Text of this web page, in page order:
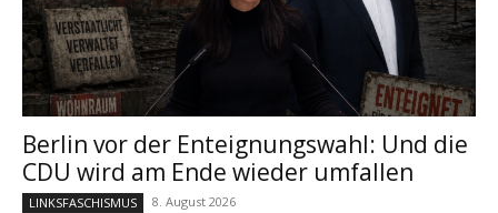
Berlin vor der Enteignungswahl: Und die
CDU wird am Ende wieder umfallen
LINKSFASCHISMUS 8. August 2026